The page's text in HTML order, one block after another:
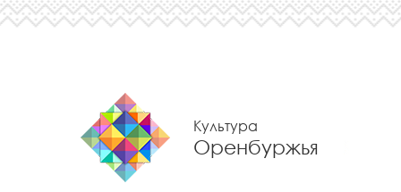
Культура
Оренбуржья